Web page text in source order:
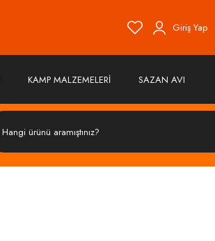
Giriş Yap
KAMP MALZEMELERİ SAZAN AVI